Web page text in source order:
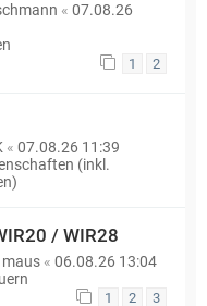
« 07.08.26
1 2
« 07.08.26 11:39
(inkl.
/ WIR28
« 06.08.26 13:04
1 2 3